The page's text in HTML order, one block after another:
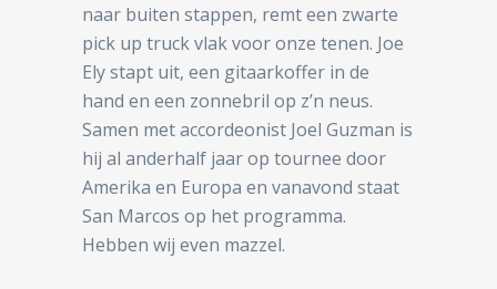
naar buiten stappen, remt een zwarte
pick up truck vlak voor onze tenen. Joe
Ely stapt uit, een gitaarkoffer in de
hand en een zonnebril op z’n neus.
Samen met accordeonist Joel Guzman is
hij al anderhalf jaar op tournee door
Amerika en Europa en vanavond staat
San Marcos op het programma.
Hebben wij even mazzel.